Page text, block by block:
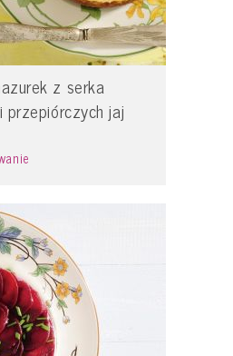
z serka
jaj